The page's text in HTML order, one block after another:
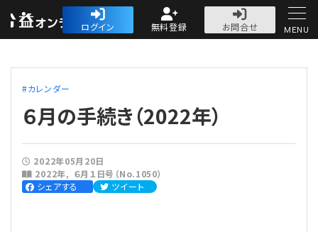
公益・一般法人オ
ログイン 無料登録
お問合せ
人気記事
MENU
カレンダー
６月の手続き（2022年）
2022年05月20日
2022年
６月１日号（No.1050）
シェアする
ツイート